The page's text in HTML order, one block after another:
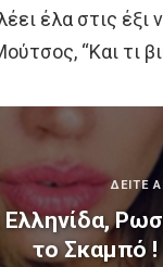
έλα στις έξι
“Και τι
ΔΕΙΤΕ
το Σκαμπό !